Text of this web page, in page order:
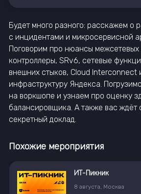
Будет много разного: расскажем о
с инцидентами и микросервисной
Поговорим про нюансы межсетевых
контроллеры, SRv6, сетевые
внешних стыков, Cloud Interconnect
инфраструктуру Яндекса.
на воркшопе и узнаем про оценку
балансировщика. А также вас ждёт
секретный доклад.
Похожие мероприятия